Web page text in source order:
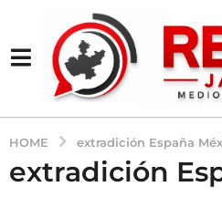
HOME extradición España
extradición